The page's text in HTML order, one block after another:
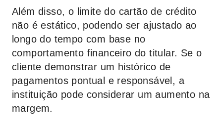
Além disso, o limite do cartão de crédito
não é estático, podendo ser ajustado ao
longo do tempo com base no
comportamento financeiro do titular. Se o
cliente demonstrar um histórico de
pagamentos pontual e responsável, a
instituição pode considerar um aumento na
margem.